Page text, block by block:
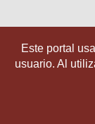
Este portal
usuario. Al